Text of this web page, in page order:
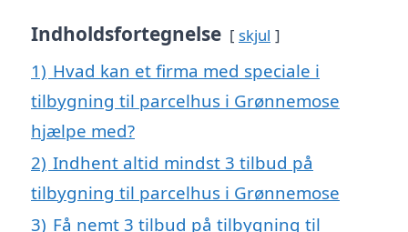
Indholdsfortegnelse skjul
1) Hvad kan et firma med speciale i
tilbygning til parcelhus i Grønnemose
hjælpe med?
2) Indhent altid mindst 3 tilbud på
tilbygning til parcelhus i Grønnemose
3) Få nemt 3 tilbud på tilbygning til